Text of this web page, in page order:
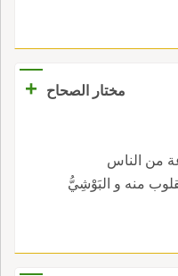
مختار الصحاح
+
من الناس
منه و البَوْشِيُّ